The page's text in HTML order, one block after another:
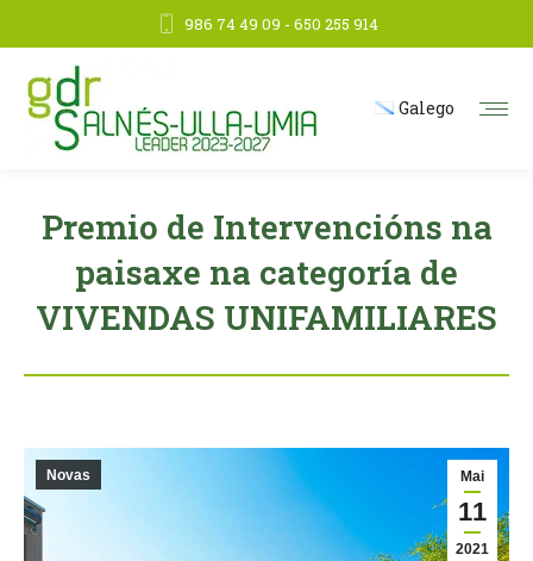
986 74 49 09 - 650 255 914
Galego
Premio de Intervencións na
paisaxe na categoría de
VIVENDAS UNIFAMILIARES
Mai
11
2021
Novas